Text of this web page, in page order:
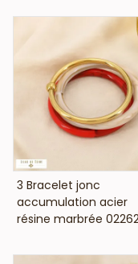
VOIR LE PRIX
3 Bracelet jonc
accumulation acier
résine marbrée